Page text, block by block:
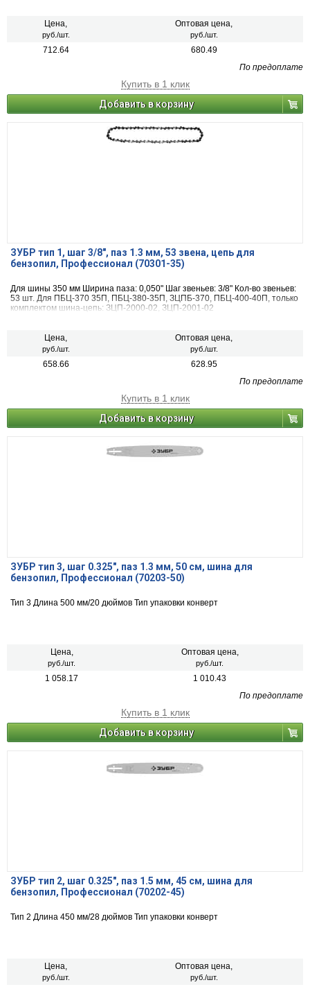
Цена,
руб./шт.
Оптовая цена,
руб./шт.
712.64
680.49
По предоплате
Купить в 1 клик
Добавить в корзину
ЗУБР тип 1, шаг 3/8″, паз 1.3 мм, 53 звена, цепь для
бензопил, Профессионал (70301-35)
Для шины 350 мм Ширина паза: 0,050" Шаг звеньев: 3/8" Кол-во звеньев:
53 шт. Для ПБЦ-370 35П, ПБЦ-380-35П, ЗЦПБ-370, ПБЦ-400-40П, только
комплектом шина-цепь: ЗЦП-2000-02, ЗЦП-2001-02
Цена,
руб./шт.
Оптовая цена,
руб./шт.
658.66
628.95
По предоплате
Купить в 1 клик
Добавить в корзину
ЗУБР тип 3, шаг 0.325″, паз 1.3 мм, 50 см, шина для
бензопил, Профессионал (70203-50)
Тип 3 Длина 500 мм/20 дюймов Тип упаковки конверт
Цена,
руб./шт.
Оптовая цена,
руб./шт.
1 058.17
1 010.43
По предоплате
Купить в 1 клик
Добавить в корзину
ЗУБР тип 2, шаг 0.325″, паз 1.5 мм, 45 см, шина для
бензопил, Профессионал (70202-45)
Тип 2 Длина 450 мм/28 дюймов Тип упаковки конверт
Цена,
руб./шт.
Оптовая цена,
руб./шт.